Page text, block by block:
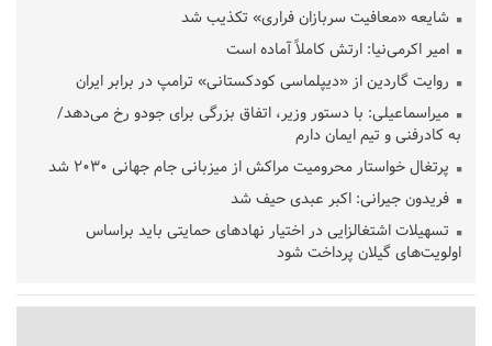
شایعه «معافیت سربازان فراری» تکذیب شد
امیر اکرمی‌نیا: ارتش کاملاً آماده است
روایت گاردین از «دیپلماسی کودکستانی» ترامپ در برابر ایران
میراسماعیلی: با دستور وزیر، اتفاق بزرگی برای جودو رخ می‌دهد/
به کادرفنی و تیم ایمان دارم
پرتغال خواستار محرومیت مراکش از میزبانی جام جهانی ۲۰۳۰ شد
فریدون جیرانی: اکبر عبدی حیف شد
تسهیلات اشتغالزایی در اختیار نهادهای حمایتی باید براساس
اولویت‌های گیلان پرداخت شود
قلعه‌نویی مشخص شد